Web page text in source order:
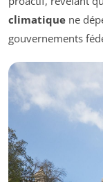
climatique ne
gouvernements